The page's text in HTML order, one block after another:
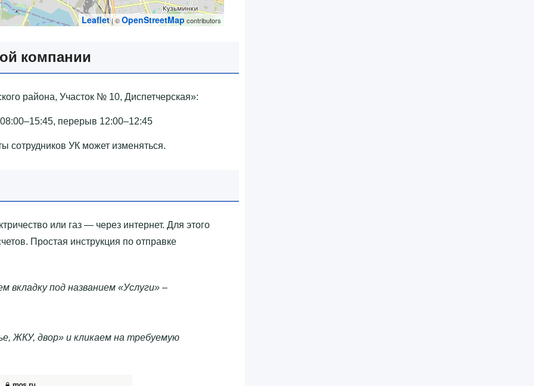
Leaflet| ©OpenStreetMap contributors
компании
района, Участок № 10, Диспетчерская»‎:
перерыв 12:00–12:45
сотрудников УК может изменяться.
или газ — через интернет. Для этого
Простая инструкция по отправке
вкладку под названием «Услуги» –
ЖКУ, двор» и кликаем на требуемую